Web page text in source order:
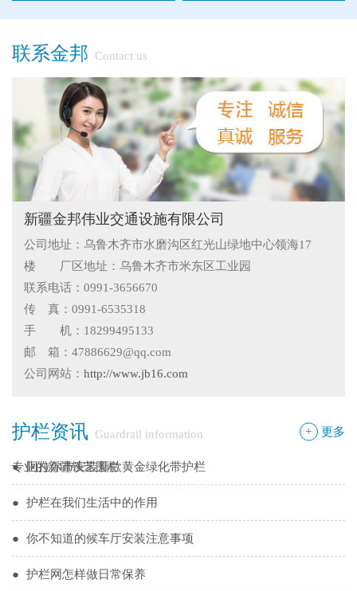
联系金邦 Contact us
新疆金邦伟业交通设施有限公司
公司地址：乌鲁木齐市水磨沟区红光山绿地中心领海17
楼 厂区地址：乌鲁木齐市米东区工业园
联系电话：0991-3656670
传 真：0991-6535318
手 机：18299495133
邮 箱：47886629@qq.com
公司网站： http://www.jb16.com
+ 更多
护栏资讯 Guardrail information
专业的新疆铁艺围栏
阿拉尔市安装新款黄金绿化带护栏
● 护栏在我们生活中的作用
你不知道的候车厅安装注意事项
护栏网怎样做日常保养
"多样“候车亭，旨在为您提供一个舒心候车环境
候车亭规格型号小解
隔离栅的防腐与使用寿命关系
新疆那拉提草原围网选用样式
邦护栏告诉您
● 乌鲁木齐铁艺围栏哪家有，金邦伟业交通设施有限公司供应
专业的新疆铁艺围栏
● 阿拉尔市安装新款黄金绿化带护栏
● 护栏在我们生活中的作用
● 你不知道的候车厅安装注意事项
● 护栏网怎样做日常保养